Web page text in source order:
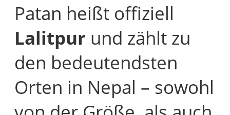
Patan heißt offiziell
Lalitpur und zählt zu
den bedeutendsten
Orten in Nepal – sowohl